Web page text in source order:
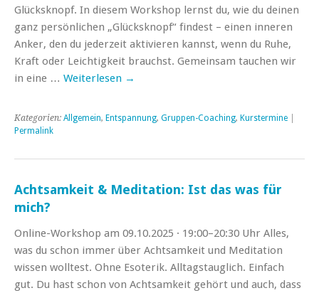
Glücksknopf. In diesem Workshop lernst du, wie du deinen
ganz persönlichen „Glücksknopf“ findest – einen inneren
Anker, den du jederzeit aktivieren kannst, wenn du Ruhe,
Kraft oder Leichtigkeit brauchst. Gemeinsam tauchen wir
in eine … Weiterlesen →
Kategorien: Allgemein, Entspannung, Gruppen-Coaching, Kurstermine
Permalink
Achtsamkeit & Meditation: Ist das was für
mich?
Online-Workshop am 09.10.2025 · 19:00–20:30 Uhr Alles,
was du schon immer über Achtsamkeit und Meditation
wissen wolltest. Ohne Esoterik. Alltagstauglich. Einfach
gut. Du hast schon von Achtsamkeit gehört und auch, dass